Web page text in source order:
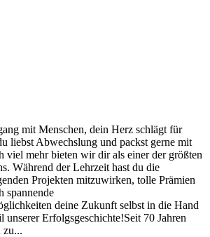
mit Menschen, dein Herz schlägt für
liebst Abwechslung und packst gerne mit
viel mehr bieten wir dir als einer der größten
Während der Lehrzeit hast du die
Projekten mitzuwirken, tolle Prämien
spannende
deine Zukunft selbst in die Hand
unserer Erfolgsgeschichte!Seit 70 Jahren